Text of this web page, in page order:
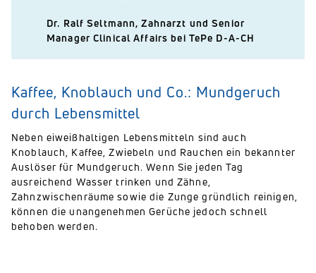
Dr. Ralf Seltmann, Zahnarzt und Senior
Manager Clinical Affairs bei TePe D-A-CH
Kaffee, Knoblauch und Co.: Mundgeruch
durch Lebensmittel
Neben eiweißhaltigen Lebensmitteln sind auch
Knoblauch, Kaffee, Zwiebeln und Rauchen ein bekannter
Auslöser für Mundgeruch. Wenn Sie jeden Tag
ausreichend Wasser trinken und Zähne,
Zahnzwischenräume sowie die Zunge gründlich reinigen,
können die unangenehmen Gerüche jedoch schnell
behoben werden.